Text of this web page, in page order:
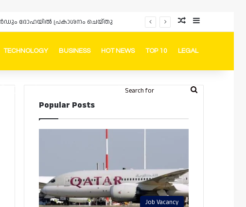
Random Article
Sidebar
TECHNOLOGY BUSINESS HOT NEWS TOP 10 LEGAL
FacebookInstagram
Telegram
Whatsapp Random Article
Switch skin
Search
Popular Posts
Job Vacancy